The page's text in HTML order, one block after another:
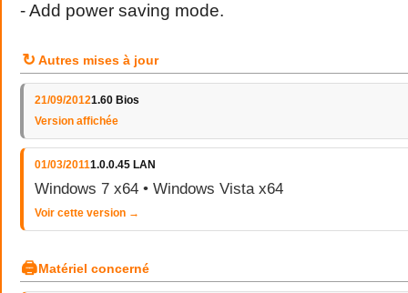
- Add power saving mode.
↻ Autres mises à jour
21/09/20121.60 Bios
Version affichée
01/03/20111.0.0.45 LAN
Windows 7 x64 • Windows Vista x64
Voir cette version →
🖨Matériel concerné